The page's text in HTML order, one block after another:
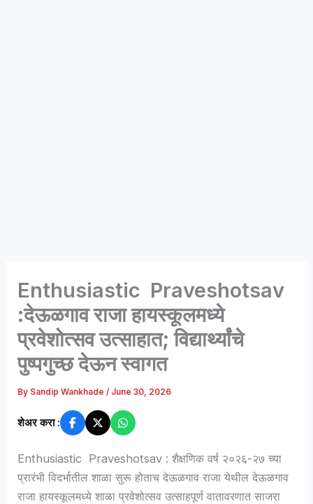
Enthusiastic Praveshotsav
:देऊळगाव राजा हायस्कूलमध्ये
प्रवेशोत्सव उत्साहात; विद्यार्थ्यांचे
पुष्पगुच्छ देऊन स्वागत
By Sandip Wankhade/ June 30, 2026
शेअर करा :
Enthusiastic Praveshotsav : शैक्षणिक वर्ष २०२६-२७ च्या
प्रारंभी विदर्भातील शाळा सुरू होताच देऊळगाव राजा येथील देऊळगाव
राजा हायस्कूलमध्ये शाळा प्रवेशोत्सव उत्साहपूर्ण वातावरणात साजरा